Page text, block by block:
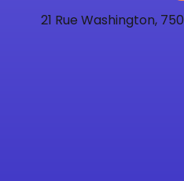
21 Rue Washington,